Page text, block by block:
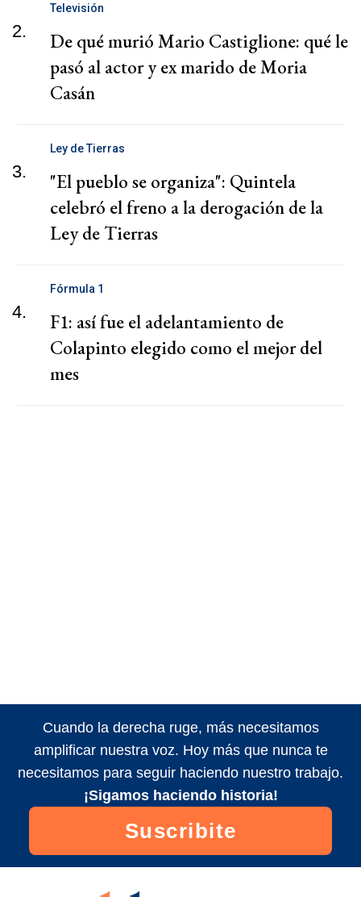
2.
Televisión
De qué murió Mario Castiglione: qué le
pasó al actor y ex marido de Moria
Casán
3.
Ley de Tierras
"El pueblo se organiza": Quintela
celebró el freno a la derogación de la
Ley de Tierras
4.
Fórmula 1
F1: así fue el adelantamiento de
Colapinto elegido como el mejor del
mes
Cuando la derecha ruge, más necesitamos
amplificar nuestra voz. Hoy más que nunca te
necesitamos para seguir haciendo nuestro trabajo.
¡Sigamos haciendo historia!
Suscribite